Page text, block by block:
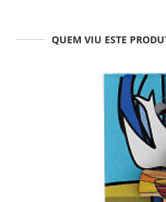
QUEM VIU ESTE